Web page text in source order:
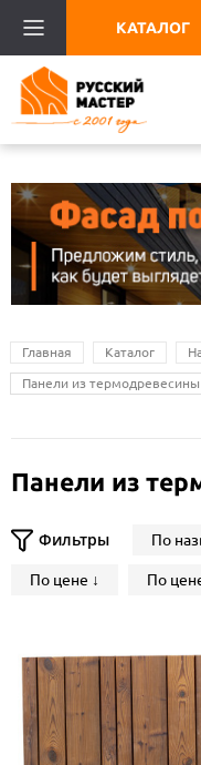
КАТАЛОГ
Главная Каталог
Панели из термодревесины
Панели из
Фильтры По
По цене ↓ По